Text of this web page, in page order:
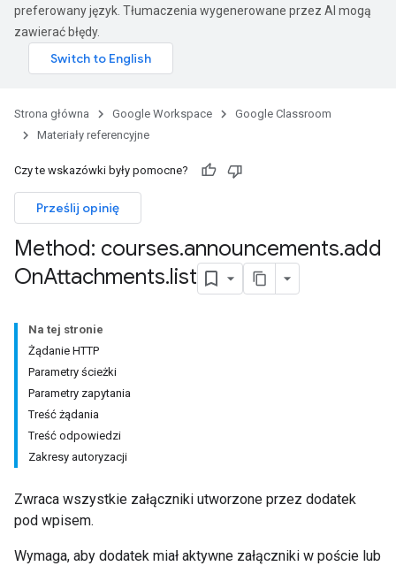
preferowany język. Tłumaczenia wygenerowane przez AI mogą
zawierać błędy.
Strona główna Google Workspace
Google Classroom
Materiały referencyjne
Czy te wskazówki były pomocne?
Prześlij opinię
Method: courses.announcements.add
OnAttachments.list
Na tej stronie
Żądanie HTTP
Parametry ścieżki
Parametry zapytania
Treść żądania
Treść odpowiedzi
Zakresy autoryzacji
Zwraca wszystkie załączniki utworzone przez dodatek
pod wpisem.
Wymaga, aby dodatek miał aktywne załączniki w poście lub